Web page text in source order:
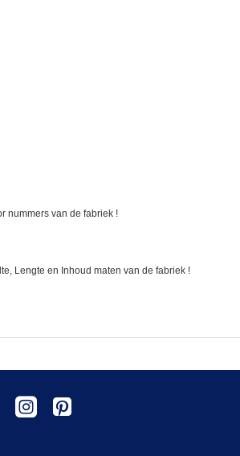
nummers van de fabriek !
Lengte en Inhoud maten van de fabriek !